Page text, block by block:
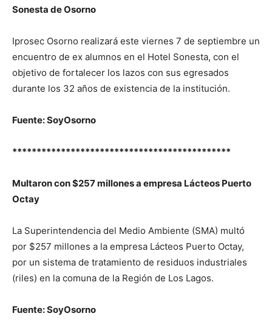
Sonesta de Osorno
Iprosec Osorno realizará este viernes 7 de septiembre un
encuentro de ex alumnos en el Hotel Sonesta, con el
objetivo de fortalecer los lazos con sus egresados
durante los 32 años de existencia de la institución.
Fuente: SoyOsorno
*********************************************
Multaron con $257 millones a empresa Lácteos Puerto
Octay
La Superintendencia del Medio Ambiente (SMA) multó
por $257 millones a la empresa Lácteos Puerto Octay,
por un sistema de tratamiento de residuos industriales
(riles) en la comuna de la Región de Los Lagos.
Fuente: SoyOsorno